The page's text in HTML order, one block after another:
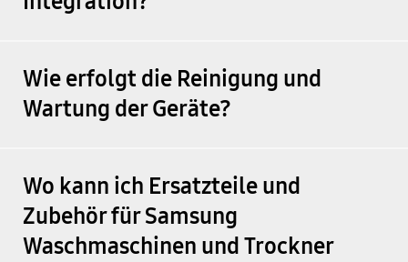
Wie erfolgt die Reinigung und
Wartung der Geräte?
Wo kann ich Ersatzteile und
Zubehör für Samsung
Waschmaschinen und Trockner